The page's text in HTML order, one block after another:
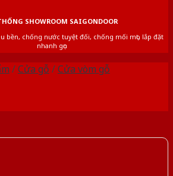
SHOWROOM SAIGONDOOR
bền, chống nước tuyệt đối, chống mối mọt, lắp đặt
nhanh gọn
/Cửa gỗ /Cửa vòm gỗ